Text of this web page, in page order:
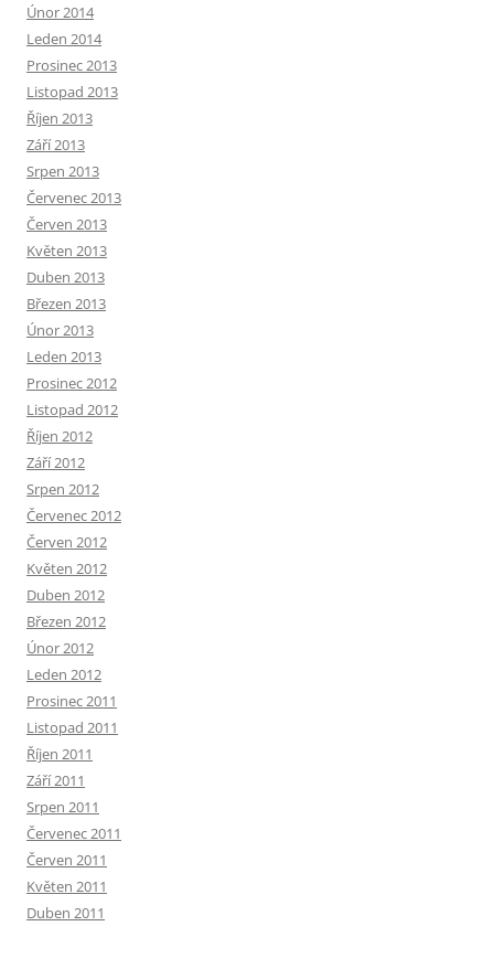
Únor 2014
Leden 2014
Prosinec 2013
Listopad 2013
Říjen 2013
Září 2013
Srpen 2013
Červenec 2013
Červen 2013
Květen 2013
Duben 2013
Březen 2013
Únor 2013
Leden 2013
Prosinec 2012
Listopad 2012
Říjen 2012
Září 2012
Srpen 2012
Červenec 2012
Červen 2012
Květen 2012
Duben 2012
Březen 2012
Únor 2012
Leden 2012
Prosinec 2011
Listopad 2011
Říjen 2011
Září 2011
Srpen 2011
Červenec 2011
Červen 2011
Květen 2011
Duben 2011